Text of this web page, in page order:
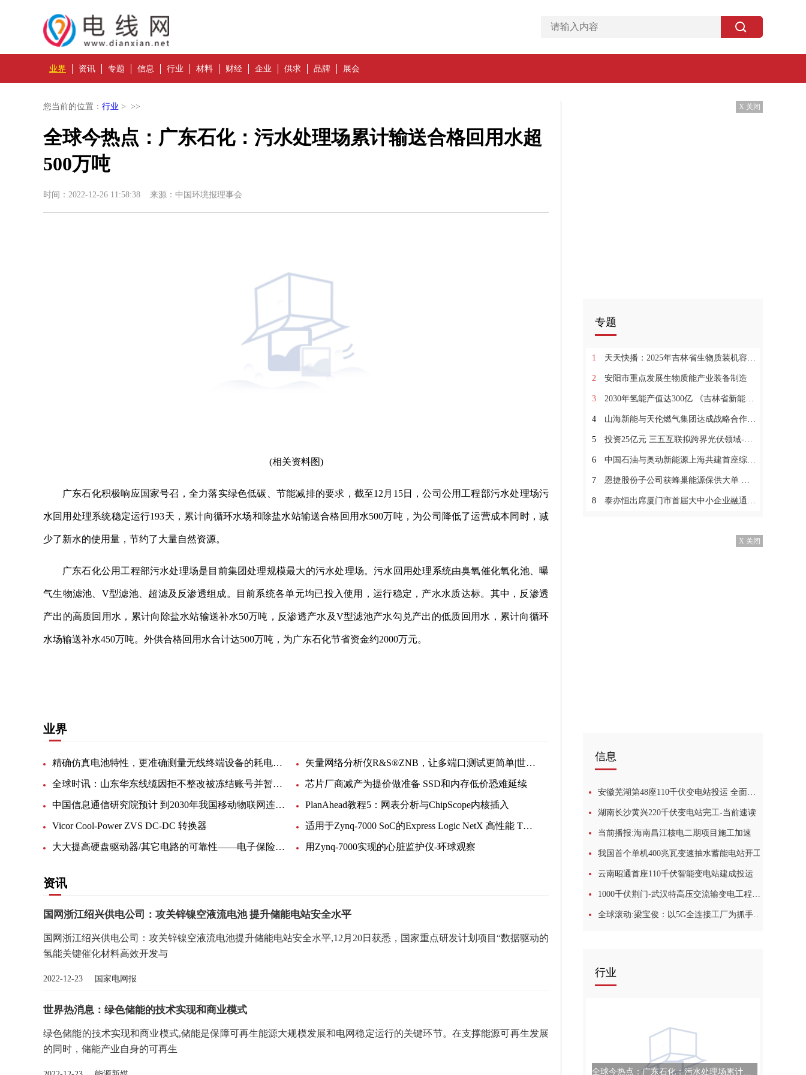
业界 资讯 专题 信息 行业 材料 财经 企业 供求 品牌 展会
您当前的位置： 行业 > >>
全球今热点：广东石化：污水处理场累计输送合格回用水超
500万吨
时间：2022-12-26 11:58:38 来源：中国环境报理事会
(相关资料图)
广东石化积极响应国家号召，全力落实绿色低碳、节能减排的要求，截至12月15日，公司公用工程部污水处理场污
水回用处理系统稳定运行193天，累计向循环水场和除盐水站输送合格回用水500万吨，为公司降低了运营成本同时，减
少了新水的使用量，节约了大量自然资源。
广东石化公用工程部污水处理场是目前集团处理规模最大的污水处理场。污水回用处理系统由臭氧催化氧化池、曝
气生物滤池、V型滤池、超滤及反渗透组成。目前系统各单元均已投入使用，运行稳定，产水水质达标。其中，反渗透
产出的高质回用水，累计向除盐水站输送补水50万吨，反渗透产水及V型滤池产水勾兑产出的低质回用水，累计向循环
水场输送补水450万吨。外供合格回用水合计达500万吨，为广东石化节省资金约2000万元。
业界
精确仿真电池特性，更准确测量无线终端设备的耗电特性_热点 矢量网络分析仪R&S®ZNB，让多端口测试更简单|世界今亮点
全球时讯：山东华东线缆因拒不整改被冻结账号并暂停参与招标采购工作 芯片厂商减产为提价做准备 SSD和内存低价恐难延续
中国信息通信研究院预计 到2030年我国移动物联网连接数将达到百亿级规模-当前快报 PlanAhead教程5：网表分析与ChipScope内核插入
Vicor Cool-Power ZVS DC-DC 转换器 适用于Zynq-7000 SoC的Express Logic NetX 高性能 TCP-IP 协议栈_世界今亮点
大大提高硬盘驱动器/其它电路的可靠性——电子保险丝方案-环球速递 用Zynq-7000实现的心脏监护仪-环球观察
资讯
国网浙江绍兴供电公司：攻关锌镍空液流电池 提升储能电站安全水平
国网浙江绍兴供电公司：攻关锌镍空液流电池提升储能电站安全水平,12月20日获悉，国家重点研发计划项目“数据驱动的
氢能关键催化材料高效开发与
2022-12-23 国家电网报
世界热消息：绿色储能的技术实现和商业模式
绿色储能的技术实现和商业模式,储能是保障可再生能源大规模发展和电网稳定运行的关键环节。在支撑能源可再生发展
的同时，储能产业自身的可再生
X 关闭
专题
1 天天快播：2025年吉林省生物质装机容量达到160万千瓦
2 安阳市重点发展生物质能产业装备制造
3 2030年氢能产值达300亿 《吉林省新能源产业高质量发展战略规划（2022—2030年）》发布
4 山海新能与天伦燃气集团达成战略合作:焦点短讯
5 投资25亿元 三五互联拟跨界光伏领域-天天快消息
6 中国石油与奥动新能源上海共建首座综合能源应用站
7 恩捷股份子公司获蜂巢能源保供大单 快看点
8 泰亦恒出席厦门市首届大中小企业融通创新推进会 共助千亿新能源产业集结|全球头条
X 关闭
信息
安徽芜湖第48座110千伏变电站投运 全面助力产业经济发展-独家焦点
湖南长沙黄兴220千伏变电站完工-当前速读
当前播报:海南昌江核电二期项目施工加速
我国首个单机400兆瓦变速抽水蓄能电站开工
云南昭通首座110千伏智能变电站建成投运
1000千伏荆门-武汉特高压交流输变电工程投产送电
全球滚动:梁宝俊：以5G全连接工厂为抓手，打造“5G+工业互联网”第一品牌
行业
全球今热点：广东石化：污水处理场累计输送合格回用水超500万吨